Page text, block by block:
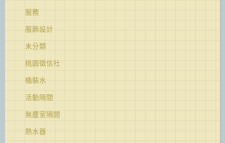
服務
服飾設計
未分類
桃園徵信社
桶裝水
活動隔間
無塵室隔間
熱水器